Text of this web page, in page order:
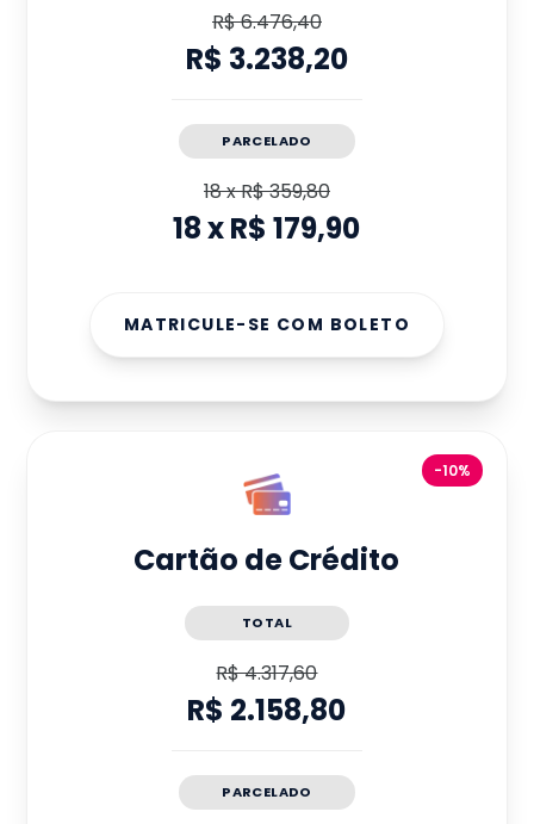
R$ 6.476,40
R$ 3.238,20
PARCELADO
18xR$ 359,80
18xR$ 179,90
MATRICULE-SE COM BOLETO
-10%
Cartão de Crédito
TOTAL
R$ 4.317,60
R$ 2.158,80
PARCELADO